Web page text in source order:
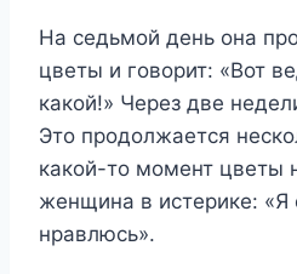
На седьмой день она
цветы и говорит: «Вот
какой!» Через две
Это продолжается
какой-то момент цветы
женщина в истерике: «Я
нравлюсь».